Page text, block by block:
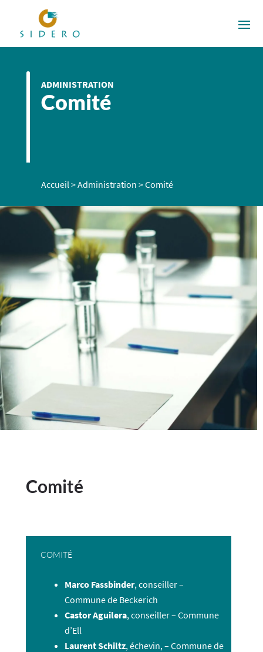
ADMINISTRATION
Comité
Accueil>Administration >Comité
Comité
COMITÉ
Marco Fassbinder, conseiller –
Commune de Beckerich
Castor Aguilera, conseiller – Commune
d’Ell
Laurent Schiltz, échevin, – Commune de